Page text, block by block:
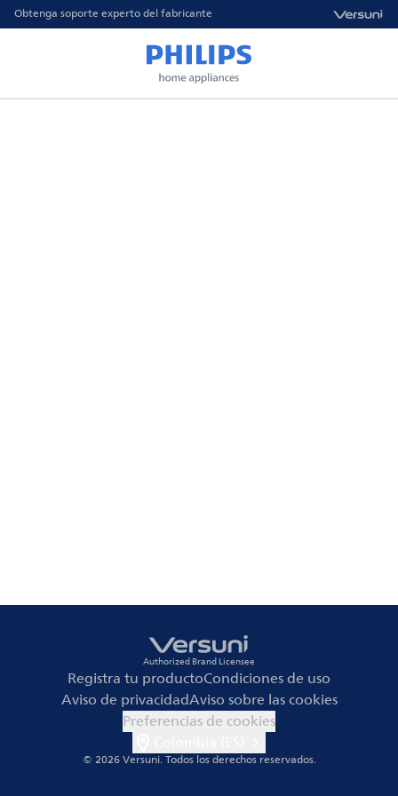
Obtenga soporte experto del fabricante
Authorized Brand Licensee
Registra tu productoCondiciones de uso
Aviso de privacidadAviso sobre las cookies
Preferencias de cookies
© 2026 Versuni.Todos los derechos reservados.